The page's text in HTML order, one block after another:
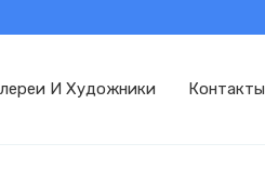
И Художники Контакты